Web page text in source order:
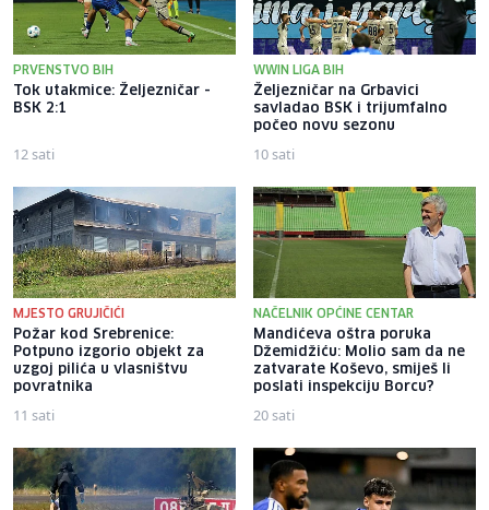
PRVENSTVO BIH
Tok utakmice: Željezničar -
BSK 2:1
12 sati
WWIN LIGA BIH
Željezničar na Grbavici
savladao BSK i trijumfalno
počeo novu sezonu
10 sati
MJESTO GRUJIČIĆI
Požar kod Srebrenice:
Potpuno izgorio objekt za
uzgoj pilića u vlasništvu
povratnika
11 sati
NAČELNIK OPĆINE CENTAR
Mandićeva oštra poruka
Džemidžiću: Molio sam da ne
zatvarate Koševo, smiješ li
poslati inspekciju Borcu?
20 sati